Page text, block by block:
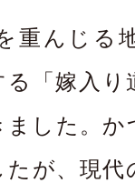
重んじる
「嫁入り
した。
が、現代